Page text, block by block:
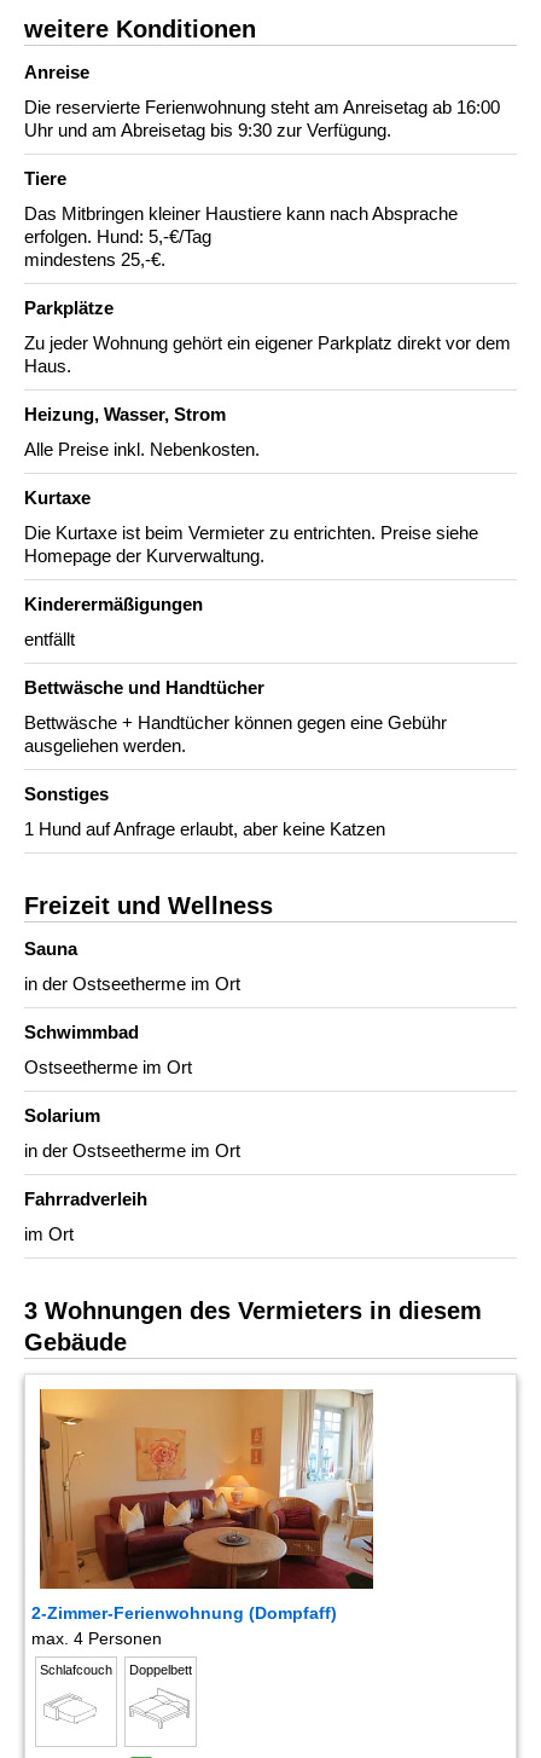
weitere Konditionen
Anreise
Die reservierte Ferienwohnung steht am Anreisetag ab 16:00
Uhr und am Abreisetag bis 9:30 zur Verfügung.
Tiere
Das Mitbringen kleiner Haustiere kann nach Absprache
erfolgen. Hund: 5,-€/Tag
mindestens 25,-€.
Parkplätze
Zu jeder Wohnung gehört ein eigener Parkplatz direkt vor dem
Haus.
Heizung, Wasser, Strom
Alle Preise inkl. Nebenkosten.
Kurtaxe
Die Kurtaxe ist beim Vermieter zu entrichten. Preise siehe
Homepage der Kurverwaltung.
Kinderermäßigungen
entfällt
Bettwäsche und Handtücher
Bettwäsche + Handtücher können gegen eine Gebühr
ausgeliehen werden.
Sonstiges
1 Hund auf Anfrage erlaubt, aber keine Katzen
Freizeit und Wellness
Sauna
in der Ostseetherme im Ort
Schwimmbad
Ostseetherme im Ort
Solarium
in der Ostseetherme im Ort
Fahrradverleih
im Ort
3 Wohnungen des Vermieters in diesem
Gebäude
2-Zimmer-Ferienwohnung (Dompfaff)
max. 4 Personen
Schlafcouch Doppelbett